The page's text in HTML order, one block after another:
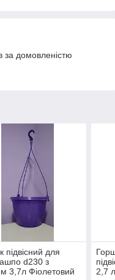
за домовленістю
підвісний для
d230 з
3,7л Фіолетовий
2,7